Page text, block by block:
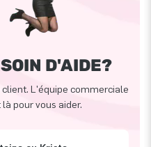
D'AIDE?
L'équipe commerciale
pour vous aider.